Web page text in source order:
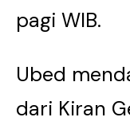
pagi WIB.
Ubed
dari Kiran